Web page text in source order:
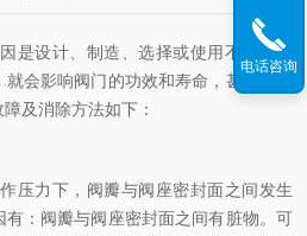
是设计、制造、选择或使用不当造成
会影响阀门的功效和寿命，甚至不能
及消除方法如下：
压力下，阀瓣与阀座密封面之间发生
：阀瓣与阀座密封面之间有脏物。可
电话咨询